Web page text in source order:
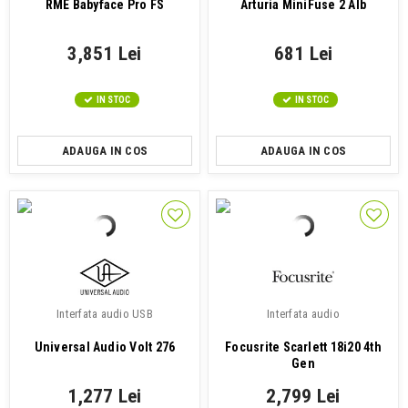
RME Babyface Pro FS
3,851 Lei
IN STOC
ADAUGA IN COS
Arturia MiniFuse 2 Alb
681 Lei
IN STOC
ADAUGA IN COS
Interfata audio USB
Universal Audio Volt 276
1,277 Lei
Interfata audio
Focusrite Scarlett 18i20 4th
Gen
2,799 Lei